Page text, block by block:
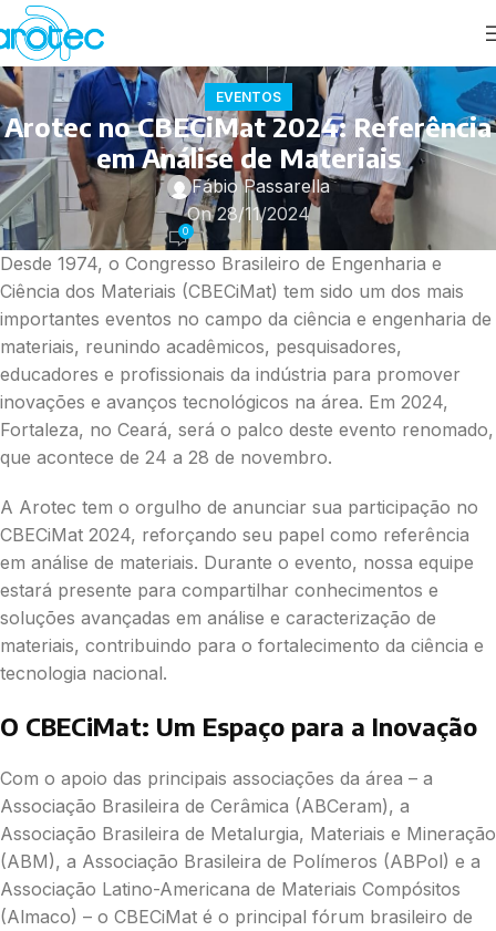
EVENTOS
Arotec no CBECiMat 2024: Referência
em Análise de Materiais
Fábio Passarella
On 28/11/2024
0
Desde 1974, o Congresso Brasileiro de Engenharia e
Ciência dos Materiais (CBECiMat) tem sido um dos mais
importantes eventos no campo da ciência e engenharia de
materiais, reunindo acadêmicos, pesquisadores,
educadores e profissionais da indústria para promover
inovações e avanços tecnológicos na área. Em 2024,
Fortaleza, no Ceará, será o palco deste evento renomado,
que acontece de 24 a 28 de novembro.
A Arotec tem o orgulho de anunciar sua participação no
CBECiMat 2024, reforçando seu papel como referência
em análise de materiais. Durante o evento, nossa equipe
estará presente para compartilhar conhecimentos e
soluções avançadas em análise e caracterização de
materiais, contribuindo para o fortalecimento da ciência e
tecnologia nacional.
O CBECiMat: Um Espaço para a Inovação
Com o apoio das principais associações da área – a
Associação Brasileira de Cerâmica (ABCeram), a
Associação Brasileira de Metalurgia, Materiais e Mineração
(ABM), a Associação Brasileira de Polímeros (ABPol) e a
Associação Latino-Americana de Materiais Compósitos
(Almaco) – o CBECiMat é o principal fórum brasileiro de